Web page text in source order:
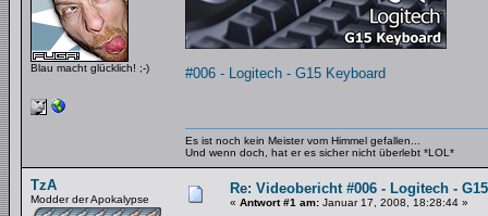
Blau macht glücklich! ;-) #006 - Logitech - G15 Keyboard
Es ist noch kein Meister vom Himmel gefallen...
Und wenn doch, hat er es sicher nicht überlebt *LOL*
TzA
Modder der Apokalypse
Re: Videobericht #006 - Logitech -
« Antwort #1 am: Januar 17, 2008, 18:28:44 »